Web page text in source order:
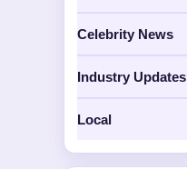
Celebrity News
Industry Updates
Local